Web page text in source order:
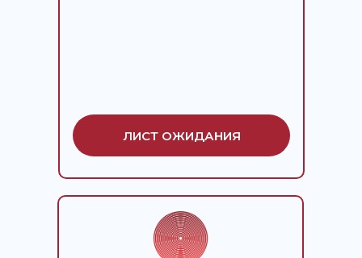
ЛИСТ ОЖИДАНИЯ